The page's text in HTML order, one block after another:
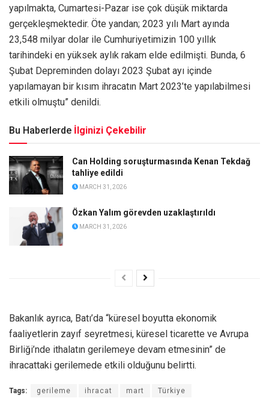
yapılmakta, Cumartesi-Pazar ise çok düşük miktarda
gerçekleşmektedir. Öte yandan; 2023 yılı Mart ayında
23,548 milyar dolar ile Cumhuriyetimizin 100 yıllık
tarihindeki en yüksek aylık rakam elde edilmişti. Bunda, 6
Şubat Depreminden dolayı 2023 Şubat ayı içinde
yapılamayan bir kısım ihracatın Mart 2023’te yapılabilmesi
etkili olmuştu” denildi.
Bu Haberlerde İlginizi Çekebilir
Can Holding soruşturmasında Kenan Tekdağ
tahliye edildi
MARCH 31, 2026
Özkan Yalım görevden uzaklaştırıldı
MARCH 31, 2026
Bakanlık ayrıca, Batı’da “küresel boyutta ekonomik
faaliyetlerin zayıf seyretmesi, küresel ticarette ve Avrupa
Birliği’nde ithalatın gerilemeye devam etmesinin” de
ihracattaki gerilemede etkili olduğunu belirtti.
Tags: gerileme ihracat mart Türkiye